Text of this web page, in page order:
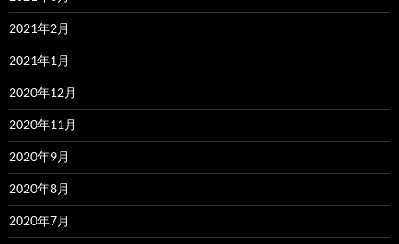
2021年2月
2021年1月
2020年12月
2020年11月
2020年9月
2020年8月
2020年7月